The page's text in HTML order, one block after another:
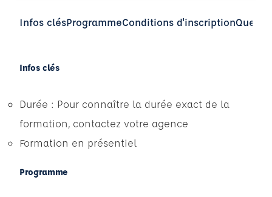
Infos clésProgrammeConditions d'inscription
Infos clés
Durée : Pour connaître la durée exact de la
formation, contactez votre agence
Formation en présentiel
Programme